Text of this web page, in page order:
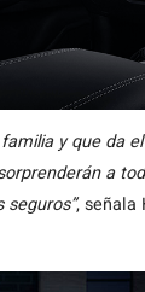
y que da
a
, señala